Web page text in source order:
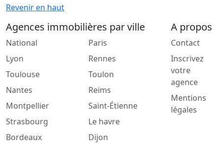
Revenir en haut
Agences immobilières par ville
National
Lyon
Toulouse
Nantes
Montpellier
Strasbourg
Bordeaux
Paris
Rennes
Toulon
Reims
Saint-Étienne
Le havre
Dijon
A propos
Contact
Inscrivez
votre
agence
Mentions
légales